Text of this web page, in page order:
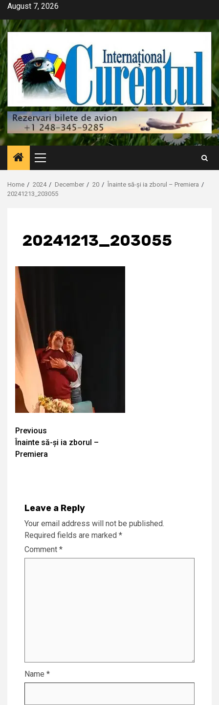
Skip
content
August 7, 2026
Primary
Menu
Home 2024 December 20
Înainte să-și ia zborul – Premiera
20241213_203055
20241213_203055
Continue
Reading
Previous
Înainte să-și ia zborul –
Premiera
Leave a Reply
Your email address will not be published.
Required fields are marked *
Comment *
Name *